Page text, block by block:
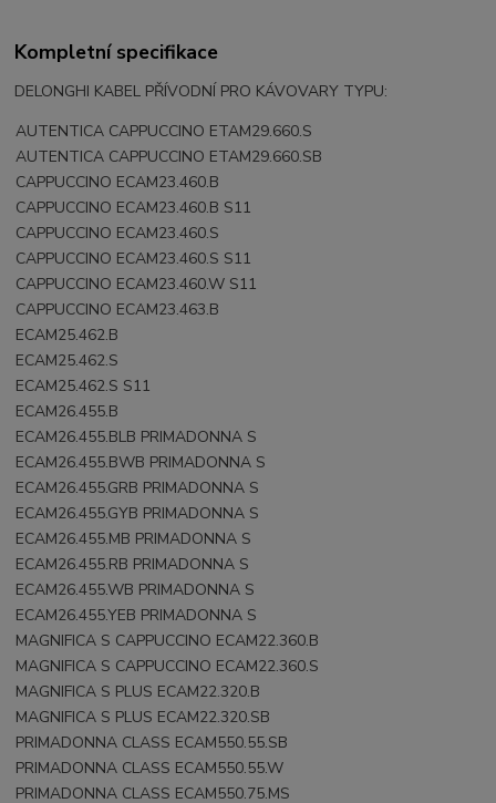
Kompletní specifikace
DELONGHI KABEL PŘÍVODNÍ PRO KÁVOVARY TYPU:
AUTENTICA CAPPUCCINO ETAM29.660.S
AUTENTICA CAPPUCCINO ETAM29.660.SB
CAPPUCCINO ECAM23.460.B
CAPPUCCINO ECAM23.460.B S11
CAPPUCCINO ECAM23.460.S
CAPPUCCINO ECAM23.460.S S11
CAPPUCCINO ECAM23.460.W S11
CAPPUCCINO ECAM23.463.B
ECAM25.462.B
ECAM25.462.S
ECAM25.462.S S11
ECAM26.455.B
ECAM26.455.BLB PRIMADONNA S
ECAM26.455.BWB PRIMADONNA S
ECAM26.455.GRB PRIMADONNA S
ECAM26.455.GYB PRIMADONNA S
ECAM26.455.MB PRIMADONNA S
ECAM26.455.RB PRIMADONNA S
ECAM26.455.WB PRIMADONNA S
ECAM26.455.YEB PRIMADONNA S
MAGNIFICA S CAPPUCCINO ECAM22.360.B
MAGNIFICA S CAPPUCCINO ECAM22.360.S
MAGNIFICA S PLUS ECAM22.320.B
MAGNIFICA S PLUS ECAM22.320.SB
PRIMADONNA CLASS ECAM550.55.SB
PRIMADONNA CLASS ECAM550.55.W
PRIMADONNA CLASS ECAM550.75.MS